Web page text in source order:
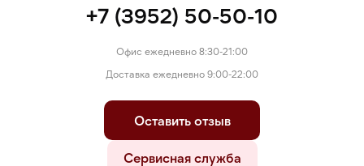
+7 (3952) 50-50-10
Офис ежедневно 8:30-21:00
Доставка ежедневно 9:00-22:00
Оставить отзыв
Сервисная служба